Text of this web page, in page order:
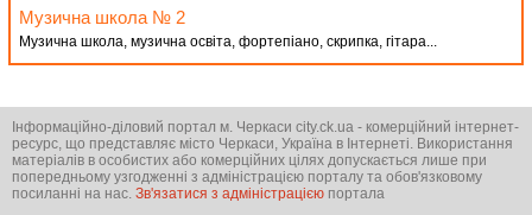
Музична школа № 2
Музична школа, музична освіта, фортепіано, скрипка, гітара...
Інформаційно-діловий портал м. Черкаси city.ck.ua - комерційний інтернет-
ресурс, що представляє місто Черкаси, Україна в Інтернеті. Використання
матеріалів в особистих або комерційних цілях допускається лише при
попередньому узгодженні з адміністрацією порталу та обов'язковому
посиланні на нас. Зв'язатися з адміністрацією портала